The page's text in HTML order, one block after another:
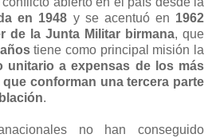
en 1948 y se acentuó en 1962
de la Junta Militar birmana, que
tiene como principal misión la
unitario a expensas de los más
conforman una tercera parte
.
no han conseguido